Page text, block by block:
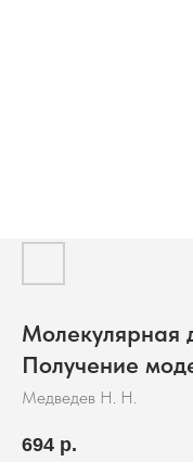
Молекулярная
Получение
Медведев Н. Н.
694 р.